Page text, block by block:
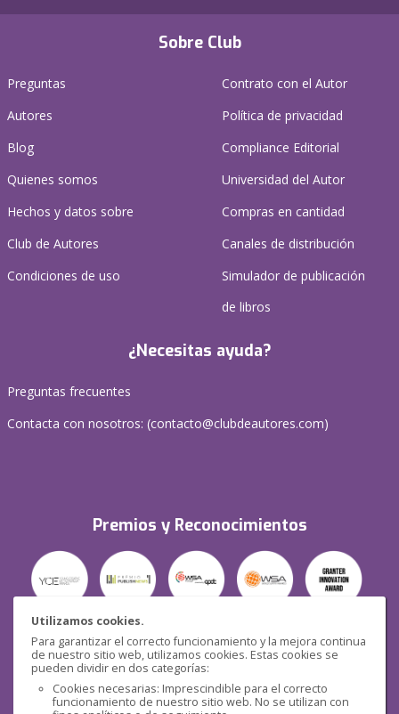
Utilizamos cookies.
Para garantizar el correcto funcionamiento y la mejora continua
de nuestro sitio web, utilizamos cookies. Estas cookies se
pueden dividir en dos categorías:
Cookies necesarias: Imprescindible para el correcto
funcionamiento de nuestro sitio web. No se utilizan con
Sobre Club
Preguntas
Autores
Blog
Quienes somos
Hechos y datos sobre
Club de Autores
Condiciones de uso
Contrato con el Autor
Política de privacidad
Compliance Editorial
Universidad del Autor
Compras en cantidad
Canales de distribución
Simulador de publicación
de libros
¿Necesitas ayuda?
Preguntas frecuentes
Contacta con nosotros: (contacto@clubdeautores.com)
Premios y Reconocimientos
Seguridad